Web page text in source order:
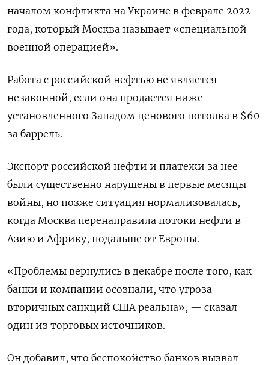
началом конфликта на Украине в феврале 2022
года, который Москва называет «специальной
военной операцией».
Работа с российской нефтью не является
незаконной, если она продается ниже
установленного Западом ценового потолка в $60
за баррель.
Экспорт российской нефти и платежи за нее
были существенно нарушены в первые месяцы
войны, но позже ситуация нормализовалась,
когда Москва перенаправила потоки нефти в
Азию и Африку, подальше от Европы.
«Проблемы вернулись в декабре после того, как
банки и компании осознали, что угроза
вторичных санкций США реальна», — сказал
один из торговых источников.
Он добавил, что беспокойство банков вызвал